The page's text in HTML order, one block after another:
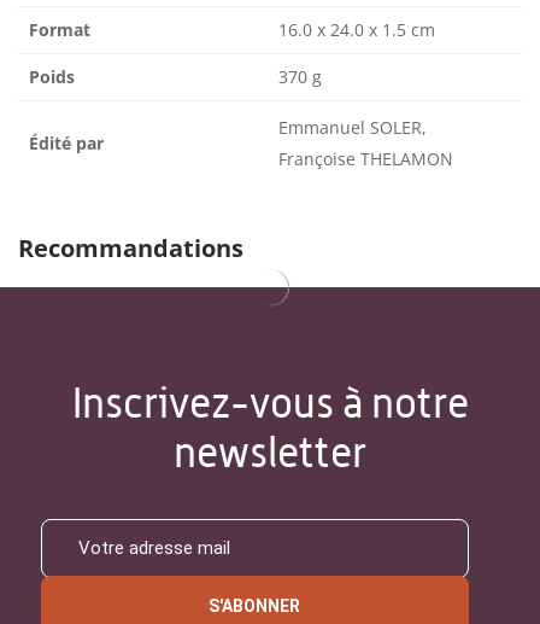
Format 16.0 x 24.0 x 1.5 cm
Poids 370 g
Édité par
Emmanuel SOLER,
Françoise THELAMON
Recommandations
Inscrivez-vous à notre
newsletter
S'ABONNER